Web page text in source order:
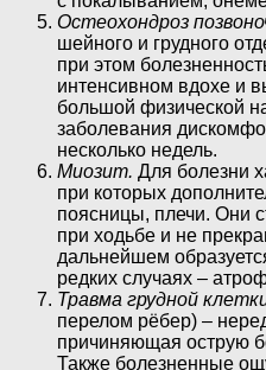
Остеохондроз
шейного и грудного
при этом
интенсивном вдохе и
большой физической
заболевания
несколько недель.
Миозит. Для болезни
при которых
поясницы, плечи. Они
при ходьбе и не
дальнейшем
редких случаях –
Травма грудной
перелом рёбер) –
причиняющая острую
Также болезненные